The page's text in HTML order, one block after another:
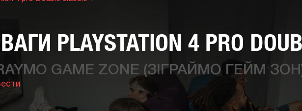
PLAYSTATION 4 PRO
GAME ZONE (ЗІГРАЙМО ГЕЙМ